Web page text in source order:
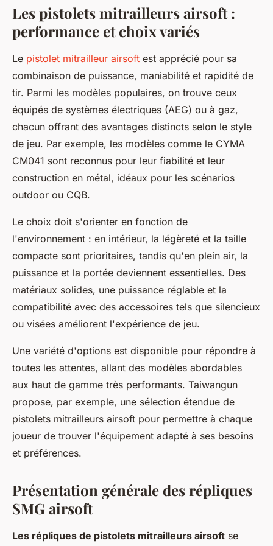
Les pistolets mitrailleurs airsoft :
performance et choix variés
Le pistolet mitrailleur airsoft est apprécié pour sa
combinaison de puissance, maniabilité et rapidité de
tir. Parmi les modèles populaires, on trouve ceux
équipés de systèmes électriques (AEG) ou à gaz,
chacun offrant des avantages distincts selon le style
de jeu. Par exemple, les modèles comme le CYMA
CM041 sont reconnus pour leur fiabilité et leur
construction en métal, idéaux pour les scénarios
outdoor ou CQB.
Le choix doit s'orienter en fonction de
l'environnement : en intérieur, la légèreté et la taille
compacte sont prioritaires, tandis qu'en plein air, la
puissance et la portée deviennent essentielles. Des
matériaux solides, une puissance réglable et la
compatibilité avec des accessoires tels que silencieux
ou visées améliorent l'expérience de jeu.
Une variété d'options est disponible pour répondre à
toutes les attentes, allant des modèles abordables
aux haut de gamme très performants. Taiwangun
propose, par exemple, une sélection étendue de
pistolets mitrailleurs airsoft pour permettre à chaque
joueur de trouver l'équipement adapté à ses besoins
et préférences.
Présentation générale des répliques
SMG airsoft
Les répliques de pistolets mitrailleurs airsoft se